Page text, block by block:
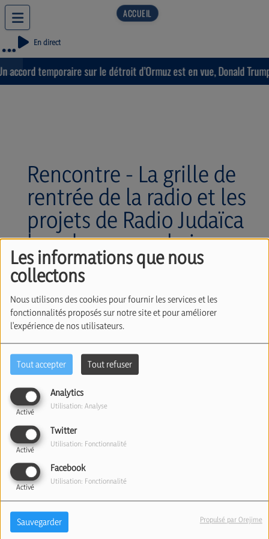
Les informations que nous
collectons
Nous utilisons des cookies pour fournir les services et les
fonctionnalités proposés sur notre site et pour améliorer
l'expérience de nos utilisateurs.
Tout accepter Tout refuser
Analytics
Activé
Utilisation: Analyse
Twitter
Activé
Utilisation: Fonctionnalité
Facebook
Activé
Utilisation: Fonctionnalité
Sauvegarder Propulsé par Orejime
En direct
accord temporaire sur le détroit d’Ormuz est en vue, Donald
Rencontre - La grille de
rentrée de la radio et les
projets de Radio Judaïca
lors de ces prochains
mois. Avec Olivier
Sokolski (05/09/2024)
05 septembre 2024
La grille de rentrée de la radio et les projets de